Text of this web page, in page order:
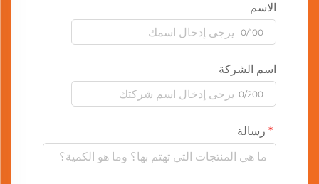
الاسم
0/100
اسم الشركة
0/200
رسالة